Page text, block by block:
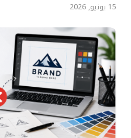
15 يونيو, 2026